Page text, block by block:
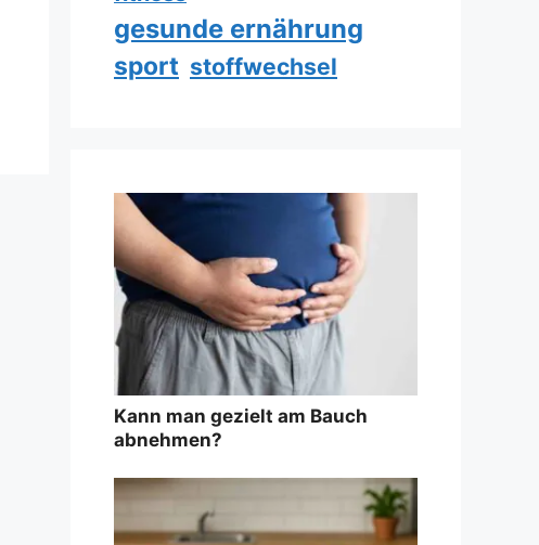
gesunde ernährung
sport stoffwechsel
Kann man gezielt am Bauch
abnehmen?